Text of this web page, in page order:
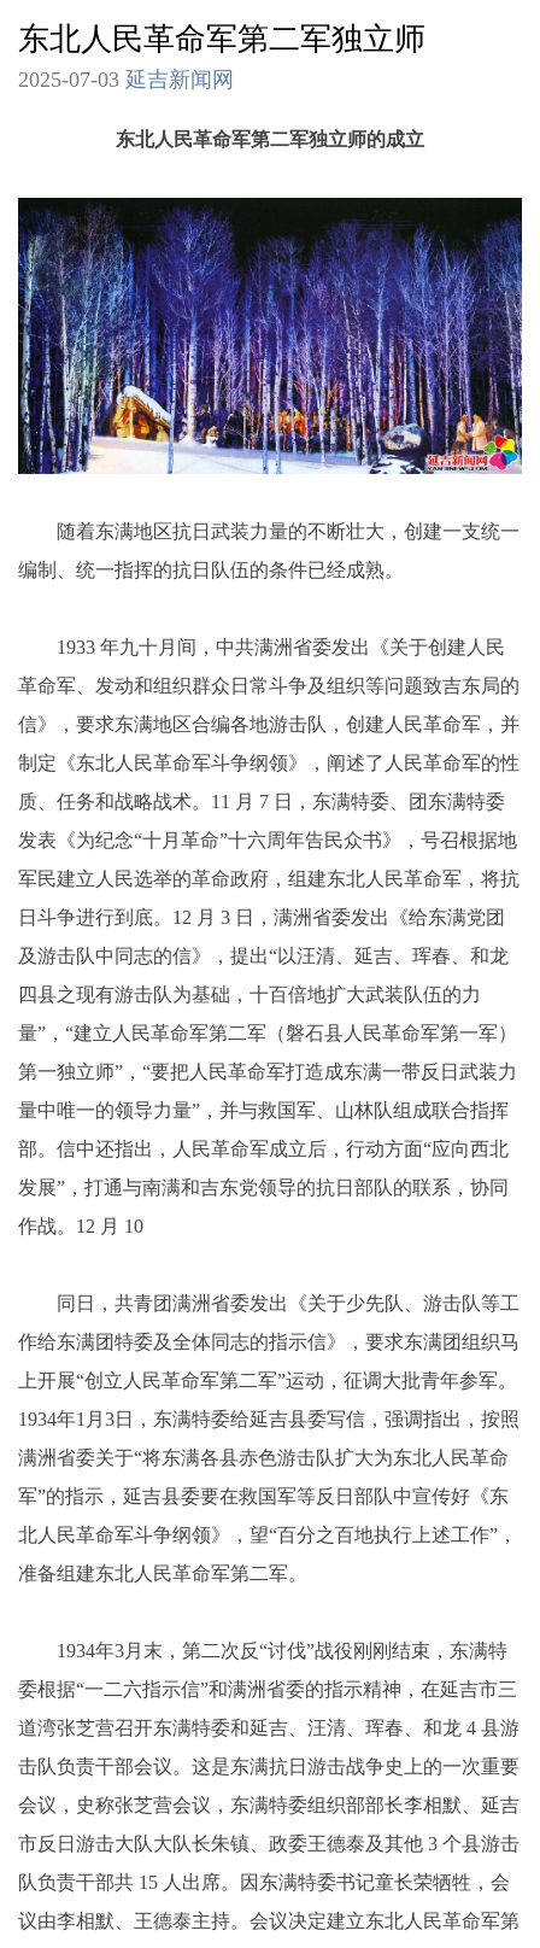
东北人民革命军第二军独立师
2025-07-03 延吉新闻网
东北人民革命军第二军独立师的成立
随着东满地区抗日武装力量的不断壮大，创建一支统一
编制、统一指挥的抗日队伍的条件已经成熟。
1933 年九十月间，中共满洲省委发出《关于创建人民
革命军、发动和组织群众日常斗争及组织等问题致吉东局的
信》，要求东满地区合编各地游击队，创建人民革命军，并
制定《东北人民革命军斗争纲领》，阐述了人民革命军的性
质、任务和战略战术。11 月 7 日，东满特委、团东满特委
发表《为纪念“十月革命”十六周年告民众书》，号召根据地
军民建立人民选举的革命政府，组建东北人民革命军，将抗
日斗争进行到底。12 月 3 日，满洲省委发出《给东满党团
及游击队中同志的信》，提出“以汪清、延吉、珲春、和龙
四县之现有游击队为基础，十百倍地扩大武装队伍的力
量”，“建立人民革命军第二军（磐石县人民革命军第一军）
第一独立师”，“要把人民革命军打造成东满一带反日武装力
量中唯一的领导力量”，并与救国军、山林队组成联合指挥
部。信中还指出，人民革命军成立后，行动方面“应向西北
发展”，打通与南满和吉东党领导的抗日部队的联系，协同
作战。12 月 10
同日，共青团满洲省委发出《关于少先队、游击队等工
作给东满团特委及全体同志的指示信》，要求东满团组织马
上开展“创立人民革命军第二军”运动，征调大批青年参军。
1934年1月3日，东满特委给延吉县委写信，强调指出，按照
满洲省委关于“将东满各县赤色游击队扩大为东北人民革命
军”的指示，延吉县委要在救国军等反日部队中宣传好《东
北人民革命军斗争纲领》，望“百分之百地执行上述工作”，
准备组建东北人民革命军第二军。
1934年3月末，第二次反“讨伐”战役刚刚结束，东满特
委根据“一二六指示信”和满洲省委的指示精神，在延吉市三
道湾张芝营召开东满特委和延吉、汪清、珲春、和龙 4 县游
击队负责干部会议。这是东满抗日游击战争史上的一次重要
会议，史称张芝营会议，东满特委组织部部长李相默、延吉
市反日游击大队大队长朱镇、政委王德泰及其他 3 个县游击
队负责干部共 15 人出席。因东满特委书记童长荣牺牲，会
议由李相默、王德泰主持。会议决定建立东北人民革命军第